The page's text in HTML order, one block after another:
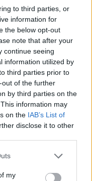
to third parties, or
information for
the below opt-out
note that after your
continue seeing
information utilized by
third parties prior to
of the further
by third parties on the
information may
on the IAB’s List of
disclose it to other
one or more Google
You may click to
my
από ότι φαίνεται